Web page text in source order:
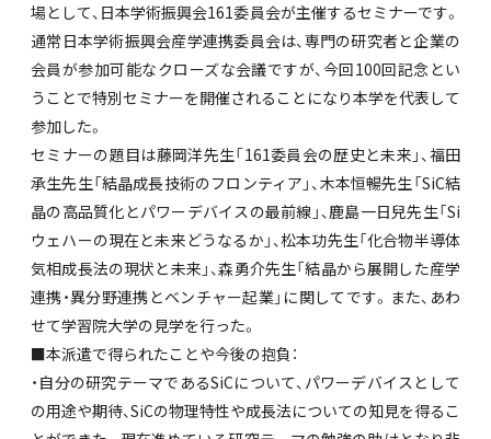
場として、日本学術振興会161委員会が主催するセミナーです。
通常日本学術振興会産学連携委員会は、専門の研究者と企業の
会員が参加可能なクローズな会議ですが、今回100回記念とい
うことで特別セミナーを開催されることになり本学を代表して
参加した。
セミナーの題目は藤岡洋先生「161委員会の歴史と未来」、福田
承生先生「結晶成長技術のフロンティア」、木本恒暢先生「SiC結
晶の高品質化とパワーデバイスの最前線」、鹿島一日兒先生「Si
ウェハーの現在と未来どうなるか」、松本功先生「化合物半導体
気相成長法の現状と未来」、森勇介先生「結晶から展開した産学
連携・異分野連携とベンチャー起業」に関してです。また、あわ
せて学習院大学の見学を行った。
■本派遣で得られたことや今後の抱負：
・自分の研究テーマであるSiCについて、パワーデバイスとして
の用途や期待、SiCの物理特性や成長法についての知見を得るこ